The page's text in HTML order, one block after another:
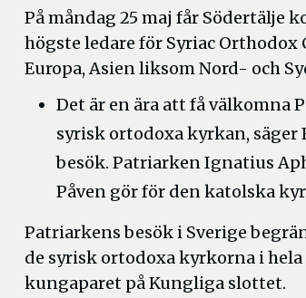
På måndag 25 maj får Södertälje
högste ledare för Syriac
Europa, Asien liksom Nord- och
Det är en ära att få välkomna
syrisk ortodoxa kyrkan,
besök. Patriarken Ignatius
Påven gör för den katolska
Patriarkens besök i Sverige
de syrisk ortodoxa kyrkorna i
kungaparet på Kungliga slottet.